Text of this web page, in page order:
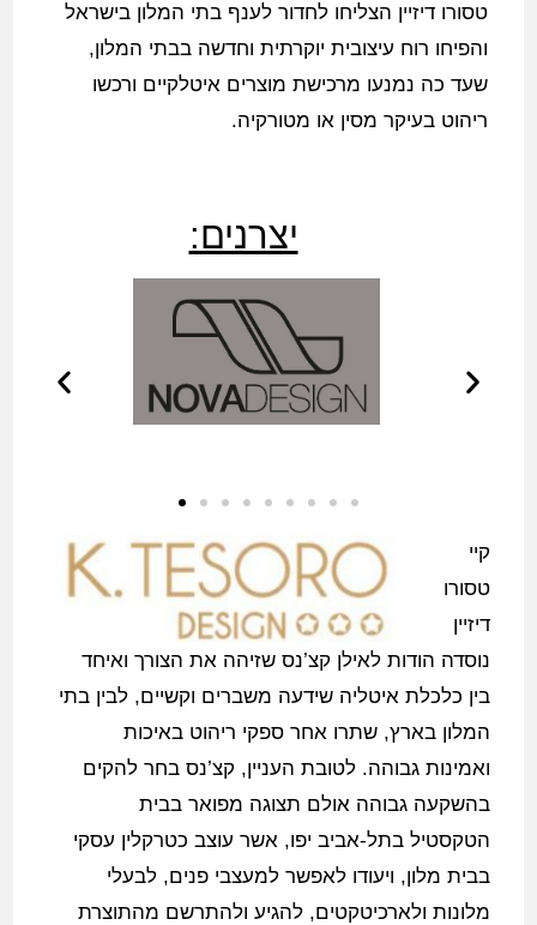
טסורו דיזיין הצליחו לחדור לענף בתי המלוןבישראל
והפיחו רוח עיצובית יוקרתית וחדשה בבתי המלון,
שעד כה נמנעו מרכישת מוצרים איטלקיים ורכשו
ריהוט בעיקר מסין או מטורקיה.
יצרנים:
קיי
טסורו
דיזיין
נוסדה הודות לאילן קצ’נסשזיהה את הצורך ואיחד
בין כלכלת איטליה שידעה משברים וקשיים, לבין בתי
המלון בארץ, שתרו אחר ספקי ריהוט באיכות
ואמינות גבוהה. לטובת העניין, קצ’נס בחר להקים
בהשקעה גבוהה אולם תצוגה מפואר בבית
הטקסטיל בתל-אביב יפו, אשר עוצב כטרקלין עסקי
בבית מלון, ויעודו לאפשר למעצבי פנים, לבעלי
מלונות ולארכיטקטים, להגיע ולהתרשם מהתוצרת